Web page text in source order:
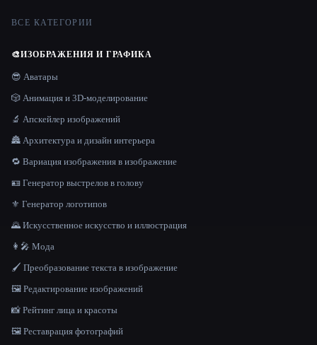
ВСЕ КАТЕГОРИИ
🎨ИЗОБРАЖЕНИЯ И ГРАФИКА
😎 Аватары
🎲 Анимация и 3D-моделирование
🔬 Апскейлер изображений
🏯 Архитектура и дизайн интерьера
🔁 Вариация изображения в изображение
🪪 Генератор выстрелов в голову
⚜️ Генератор логотипов
🌄 Искусственное искусство и иллюстрация
👩‍🎤 Мода
🖌️ Преобразование текста в изображение
🖼️ Редактирование изображений
📸 Рейтинг лица и красоты
🖼️ Реставрация фотографий